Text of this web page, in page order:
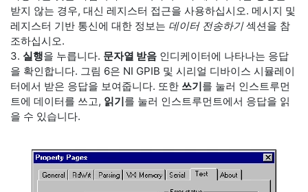
받지 않는 경우, 대신 레지스터 접근을 사용하십시오. 메시지 및
레지스터 기반 통신에 대한 정보는 데이터 전송하기섹션을 참
조하십시오.
3. 실행을 누릅니다. 문자열 받음 인디케이터에 나타나는 응답
을 확인합니다. 그림 6은 NI GPIB 및 시리얼 디바이스 시뮬레이
터에서 받은 응답을 보여줍니다. 또한 쓰기를 눌러 인스트루먼
트에 데이터를 쓰고, 읽기를 눌러 인스트루먼트에서 응답을 읽
을 수 있습니다.